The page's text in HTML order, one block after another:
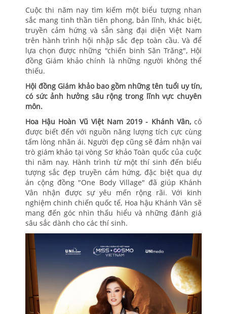
Cuộc thi năm nay tìm kiếm một biểu tượng nhan
sắc mang tinh thần tiên phong, bản lĩnh, khác biệt,
truyền cảm hứng và sẵn sàng đại diện Việt Nam
trên hành trình hội nhập sắc đẹp toàn cầu. Và để
lựa chọn được những "chiến binh Săn Trăng", Hội
đồng Giám khảo chính là những người không thể
thiếu.
Hội đồng Giám khảo bao gồm những tên tuổi uy tín,
có sức ảnh hưởng sâu rộng trong lĩnh vực chuyên
môn.
Hoa Hậu Hoàn Vũ Việt Nam 2019 - Khánh Vân,cô
được biết đến với nguồn năng lượng tích cực cùng
tấm lòng nhân ái. Người đẹp cũng sẽ đảm nhận vai
trò giám khảo tại vòng Sơ khảo Toàn quốc của cuộc
thi năm nay. Hành trình từ một thí sinh đến biểu
tượng sắc đẹp truyền cảm hứng, đặc biệt qua dự
án cộng đồng "One Body Village" đã giúp Khánh
Vân nhận được sự yêu mến rộng rãi. Với kinh
nghiệm chinh chiến quốc tế, Hoa hậu Khánh Vân sẽ
mang đến góc nhìn thấu hiểu và những đánh giá
sâu sắc dành cho các thí sinh.